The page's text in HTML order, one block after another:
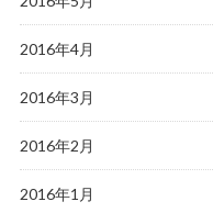
2016年4月
2016年3月
2016年2月
2016年1月